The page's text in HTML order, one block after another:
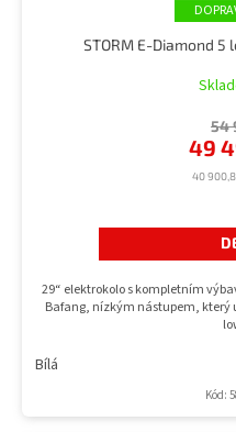
STORM E-Diamond 5
40
49
54
29“ elektrokolo s kompletním
Bafang, nízkým nástupem,
Bílá
Kód: